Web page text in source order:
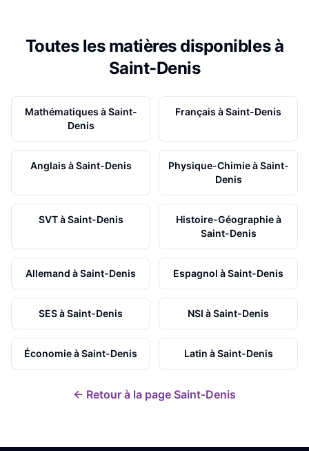
Toutes les matières disponibles à
Saint-Denis
Mathématiques àSaint-
Denis
Français àSaint-Denis
Anglais àSaint-Denis Physique-ChimieàSaint-
Denis
SVTàSaint-Denis Histoire-Géographieà
Saint-Denis
Allemand àSaint-Denis Espagnol àSaint-Denis
SESàSaint-Denis NSI àSaint-Denis
ÉconomieàSaint-Denis Latin àSaint-Denis
← Retour à la page Saint-Denis